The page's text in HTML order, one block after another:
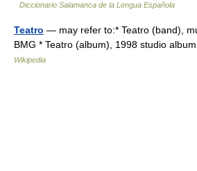
Diccionario Salamanca de la Lengua Española
Teatro — may refer to:* Teatro (band),
BMG * Teatro (album), 1998 studio
Wikipedia